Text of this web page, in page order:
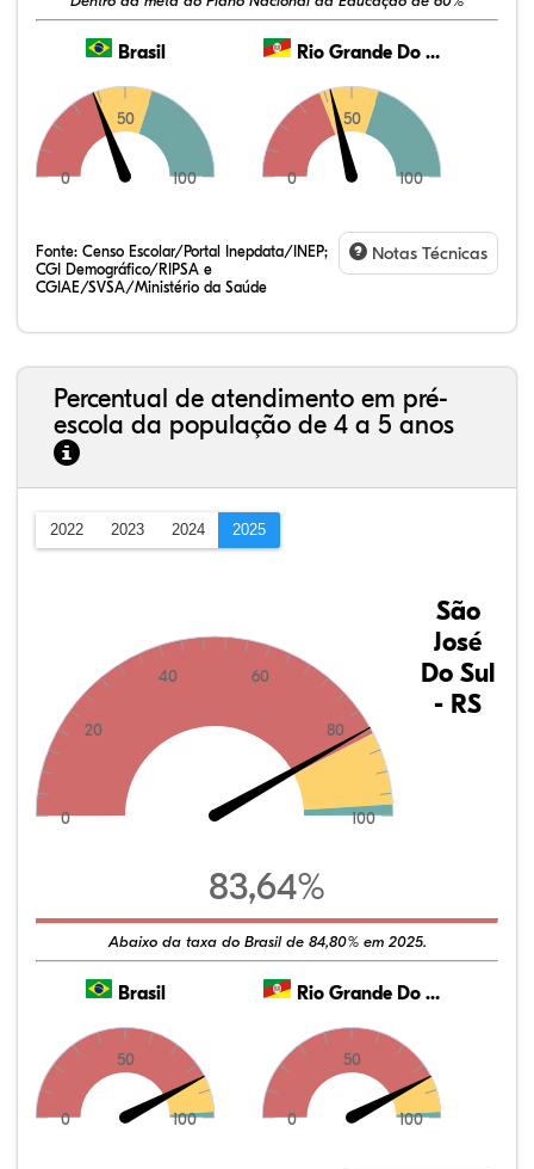
Brasil
0
50
100
Rio Grande Do Sul
0
50
100
Fonte: Censo Escolar/Portal Inepdata/INEP;
CGI Demográfico/RIPSA e
CGIAE/SVSA/Ministério da Saúde
Notas Técnicas
Percentual de atendimento em pré-
escola da população de 4 a 5 anos
2022 2023 2024 2025
0
20
40 60
80
100
São
José
Do Sul
- RS
83,64%
Abaixo da taxa do Brasil de 84,80% em 2025.
Brasil
0
50
100
Rio Grande Do Sul
0
50
100